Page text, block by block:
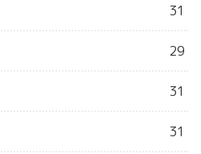
31
29
31
31